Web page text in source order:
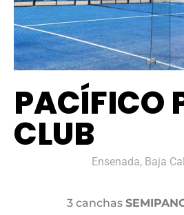
PACÍFICO
CLUB
Ensenada, Baja
3 canchas